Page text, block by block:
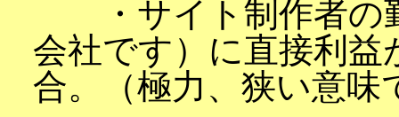
・サイト制作者の
会社です）に直接利
合。（極力、狭い意